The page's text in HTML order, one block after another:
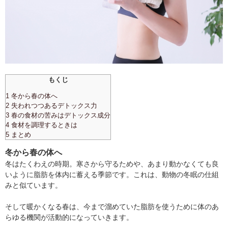
もくじ
1 冬から春の体へ
2 失われつつあるデトックス力
3 春の食材の苦みはデトックス成分
4 食材を調理するときは
5 まとめ
冬から春の体へ
冬はたくわえの時期。寒さから守るためや、あまり動かなくても良
いように脂肪を体内に蓄える季節です。これは、動物の冬眠の仕組
みと似ています。
そして暖かくなる春は、今まで溜めていた脂肪を使うために体のあ
らゆる機関が活動的になっていきます。